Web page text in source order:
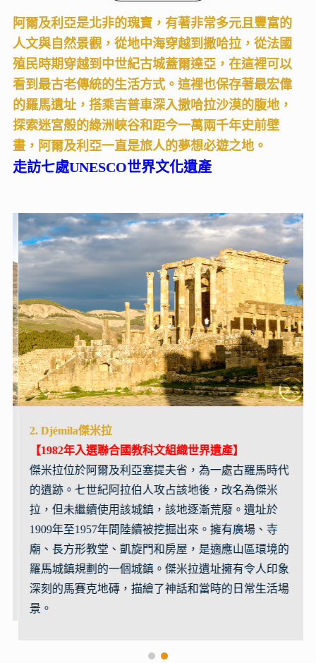
阿爾及利亞是北非的瑰寶，有著非常多元且豐富的
人文與自然景觀，從地中海穿越到撒哈拉，從法國
殖民時期穿越到中世紀古城蓋爾達亞，在這裡可以
看到最古老傳統的生活方式。這裡也保存著最宏偉
的羅馬遺址，搭乘吉普車深入撒哈拉沙漠的腹地，
探索迷宮般的綠洲峽谷和距今一萬兩千年史前壁
畫，阿爾及利亞一直是旅人的夢想必遊之地。
走訪七處UNESCO世界文化遺產
2. Djémila傑米拉
【1982年入選聯合國教科文組織世界遺產】
傑米拉位於阿爾及利亞塞提夫省，為一處古羅馬時代
的遺跡。七世紀阿拉伯人攻占該地後，改名為傑米
拉，但未繼續使用該城鎮，該地逐漸荒廢。遺址於
1909年至1957年間陸續被挖掘出來。擁有廣場、寺
廟、長方形教堂、凱旋門和房屋，是適應山區環境的
羅馬城鎮規劃的一個城鎮。傑米拉遺址擁有令人印象
深刻的馬賽克地磚，描繪了神話和當時的日常生活場
景。